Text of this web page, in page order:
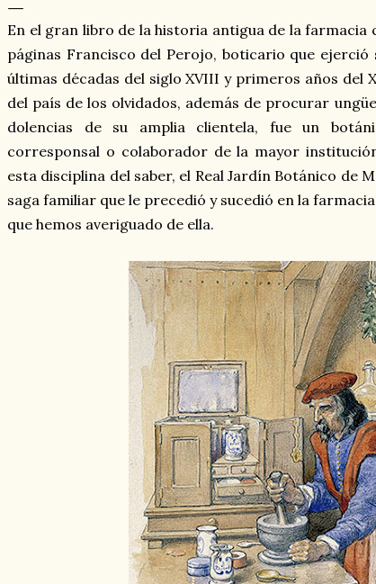
En el gran libro de la historia antigua de la farmacia
páginas Francisco del Perojo, boticario que
últimas décadas del siglo XVIII y primeros años del
del país de los olvidados, además de procurar
dolencias de su amplia clientela, fue un
corresponsal o colaborador de la mayor
esta disciplina del saber, el Real Jardín Botánico de
saga familiar que le precedió y sucedió en la
que hemos averiguado de ella.